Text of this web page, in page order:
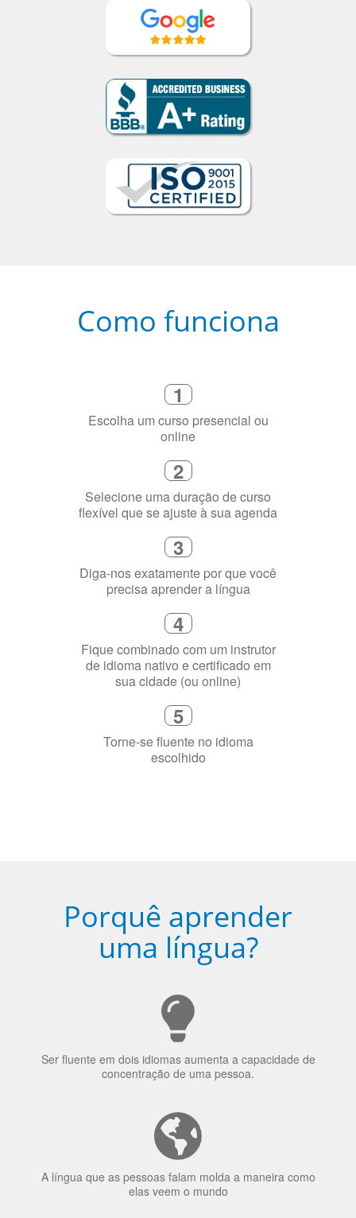
Como funciona
Escolha um curso presencial ou
online
Selecione uma duração de curso
flexível que se ajuste à sua agenda
Diga-nos exatamente por que você
precisa aprender a língua
Fique combinado com um instrutor
de idioma nativo e certificado em
sua cidade (ou online)
5
Torne-se fluente no idioma
escolhido
Porquê aprender
uma língua?
Ser fluente em dois idiomas aumenta a capacidade de
concentração de uma pessoa.
A língua que as pessoas falam molda a maneira como
elas veem o mundo